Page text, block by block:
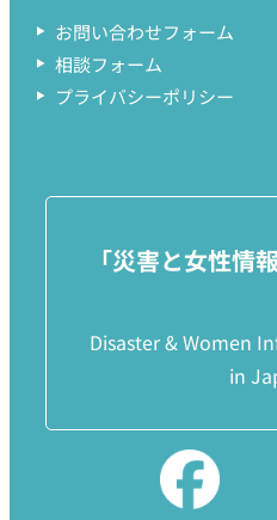
お問い合わせフォーム
相談フォーム
プライバシーポリシー
「災害と女性情
Disaster & Women
in